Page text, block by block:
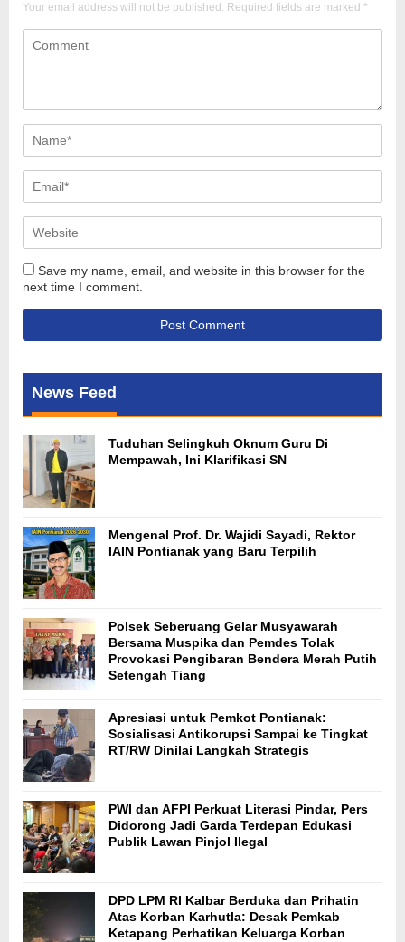
Your email address will not be published. Required fields are marked *
Save my name, email, and website in this browser for the
next time I comment.
News Feed
Tuduhan Selingkuh Oknum Guru Di
Mempawah, Ini Klarifikasi SN
Mengenal Prof. Dr. Wajidi Sayadi, Rektor
IAIN Pontianak yang Baru Terpilih
Polsek Seberuang Gelar Musyawarah
Bersama Muspika dan Pemdes Tolak
Provokasi Pengibaran Bendera Merah Putih
Setengah Tiang
Apresiasi untuk Pemkot Pontianak:
Sosialisasi Antikorupsi Sampai ke Tingkat
RT/RW Dinilai Langkah Strategis
PWI dan AFPI Perkuat Literasi Pindar, Pers
Didorong Jadi Garda Terdepan Edukasi
Publik Lawan Pinjol Ilegal
DPD LPM RI Kalbar Berduka dan Prihatin
Atas Korban Karhutla: Desak Pemkab
Ketapang Perhatikan Keluarga Korban